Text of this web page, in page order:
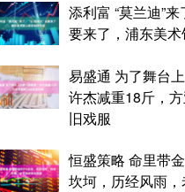
添利富 “莫兰迪”来
要来了，浦东美
易盛通 为了舞台
许杰减重18斤，
旧戏服
恒盛策略 命里带
坎坷，历经风雨